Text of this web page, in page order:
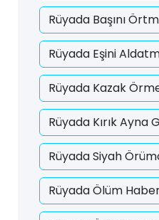
Rüyada Başını
Rüyada Eşini
Rüyada Kazak
Rüyada Kırık Ayna
Rüyada Siyah
Rüyada Ölüm